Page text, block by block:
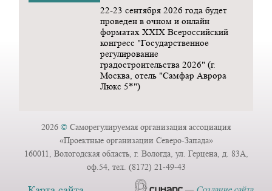
22-23 сентября 2026 года будет
проведен в очном и онлайн
форматах ХХIX Всероссийский
конгресс "Государственное
регулирование
градостроительства 2026" (г.
Москва, отель "Самфар Аврора
Люкс 5*")
2026 © Саморегулируемая организация ассоциация
«Проектные организации Северо-Запада»
160011, Вологодская область, г. Вологда, ул. Герцена, д. 83А,
оф.54, тел. (8172) 21-49-43